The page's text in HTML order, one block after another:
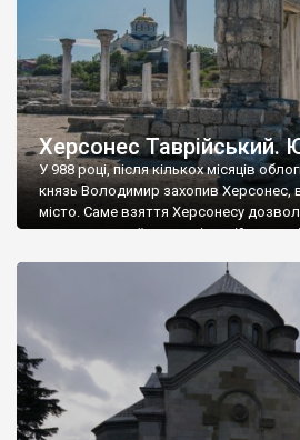
Херсонес
У 988 році, після кількох місяців
князь Володимир захопив Херсонес,
місто. Саме взяття Херсонесу
диктувати свої умови візантійському
Херсонесі Володимир-язичник, став
А потім було Хрещення Русі. На